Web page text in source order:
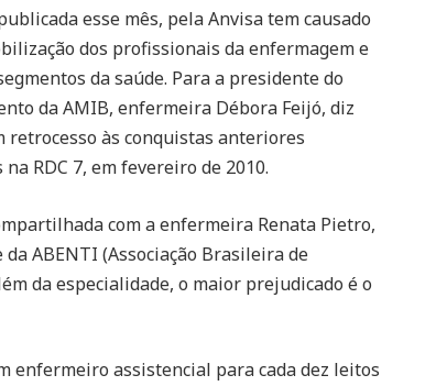
esse mês, pela Anvisa tem causado
dos profissionais da enfermagem e
da saúde. Para a presidente do
da AMIB, enfermeira Débora Feijó, diz
retrocesso às conquistas anteriores
RDC 7, em fevereiro de 2010.
com a enfermeira Renata Pietro,
ABENTI (Associação Brasileira de
da especialidade, o maior prejudicado é o
enfermeiro assistencial para cada dez leitos